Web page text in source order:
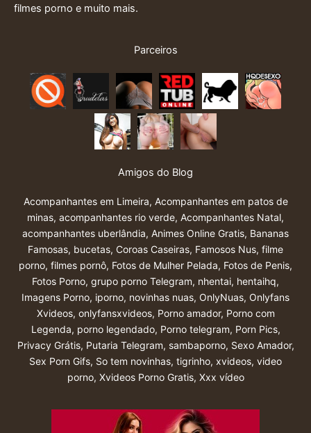
filmes porno e muito mais.
Parceiros
Amigos do Blog
Acompanhantes em Limeira, Acompanhantes em patos de
minas, acompanhantes rio verde, Acompanhantes Natal,
acompanhantes uberlândia, Animes Online Gratis, Bananas
Famosas, bucetas, Coroas Caseiras, Famosos Nus, filme
porno, filmes pornô, Fotos de Mulher Pelada, Fotos de Penis,
Fotos Porno, grupo porno Telegram, nhentai, hentaihq,
Imagens Porno, iporno, novinhas nuas, OnlyNuas, Onlyfans
Xvideos, onlyfansxvideos, Porno amador, Porno com
Legenda, porno legendado, Porno telegram, Porn Pics,
Privacy Grátis, Putaria Telegram, sambaporno, Sexo Amador,
Sex Porn Gifs, So tem novinhas, tigrinho, xvideos, video
porno, Xvideos Porno Gratis, Xxx vídeo